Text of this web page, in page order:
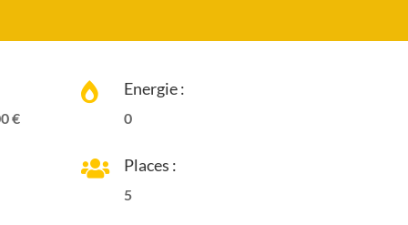
€
 Energie :
0
 Places :
5